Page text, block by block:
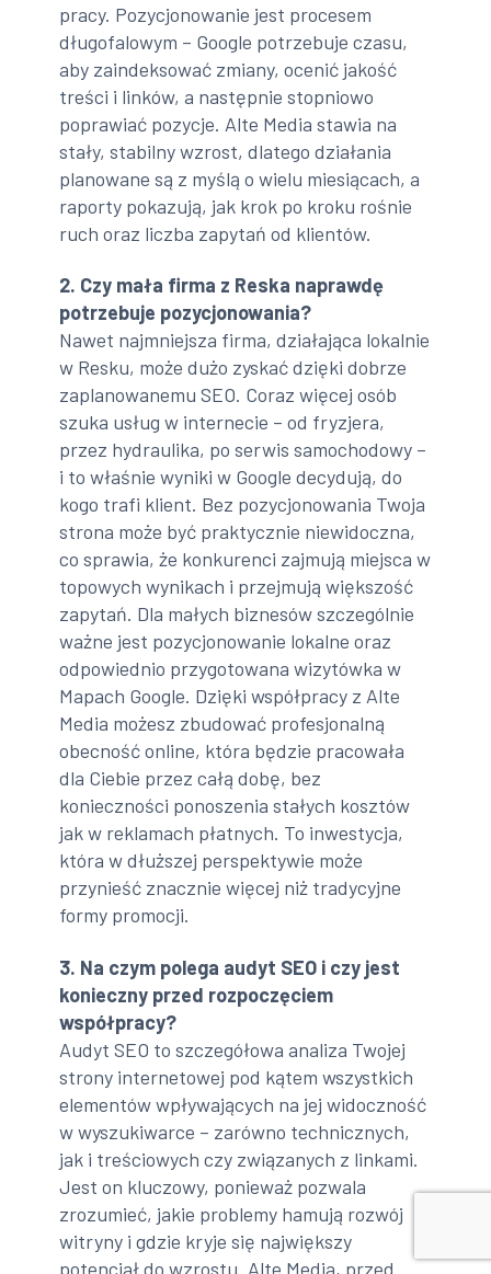
pracy. Pozycjonowanie jest procesem
długofalowym – Google potrzebuje czasu,
aby zaindeksować zmiany, ocenić jakość
treści i linków, a następnie stopniowo
poprawiać pozycje. Alte Media stawia na
stały, stabilny wzrost, dlatego działania
planowane są z myślą o wielu miesiącach, a
raporty pokazują, jak krok po kroku rośnie
ruch oraz liczba zapytań od klientów.
2. Czy mała firma z Reska naprawdę
potrzebuje pozycjonowania?
Nawet najmniejsza firma, działająca lokalnie
w Resku, może dużo zyskać dzięki dobrze
zaplanowanemu SEO. Coraz więcej osób
szuka usług w internecie – od fryzjera,
przez hydraulika, po serwis samochodowy –
i to właśnie wyniki w Google decydują, do
kogo trafi klient. Bez pozycjonowania Twoja
strona może być praktycznie niewidoczna,
co sprawia, że konkurenci zajmują miejsca w
topowych wynikach i przejmują większość
zapytań. Dla małych biznesów szczególnie
ważne jest pozycjonowanie lokalne oraz
odpowiednio przygotowana wizytówka w
Mapach Google. Dzięki współpracy z Alte
Media możesz zbudować profesjonalną
obecność online, która będzie pracowała
dla Ciebie przez całą dobę, bez
konieczności ponoszenia stałych kosztów
jak w reklamach płatnych. To inwestycja,
która w dłuższej perspektywie może
przynieść znacznie więcej niż tradycyjne
formy promocji.
3. Na czym polega audyt SEO i czy jest
konieczny przed rozpoczęciem
współpracy?
Audyt SEO to szczegółowa analiza Twojej
strony internetowej pod kątem wszystkich
elementów wpływających na jej widoczność
w wyszukiwarce – zarówno technicznych,
jak i treściowych czy związanych z linkami.
Jest on kluczowy, ponieważ pozwala
zrozumieć, jakie problemy hamują rozwój
witryny i gdzie kryje się największy
potencjał do wzrostu. Alte Media, przed